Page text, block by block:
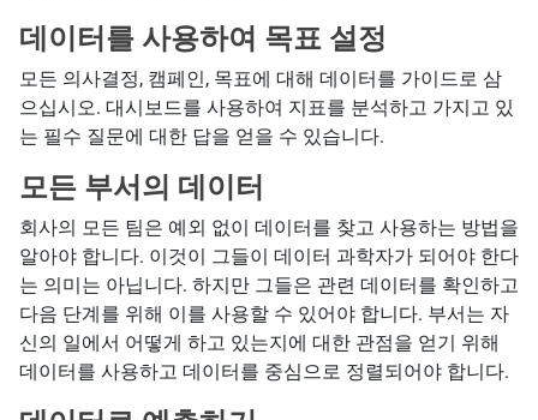
데이터를 사용하여 목표 설정
모든 의사결정, 캠페인, 목표에 대해 데이터를 가이드로 삼
으십시오. 대시보드를 사용하여 지표를 분석하고 가지고 있
는 필수 질문에 대한 답을 얻을 수 있습니다.
모든 부서의 데이터
회사의 모든 팀은 예외 없이 데이터를 찾고 사용하는 방법을
알아야 합니다. 이것이 그들이 데이터 과학자가 되어야 한다
는 의미는 아닙니다. 하지만 그들은 관련 데이터를 확인하고
다음 단계를 위해 이를 사용할 수 있어야 합니다. 부서는 자
신의 일에서 어떻게 하고 있는지에 대한 관점을 얻기 위해
데이터를 사용하고 데이터를 중심으로 정렬되어야 합니다.